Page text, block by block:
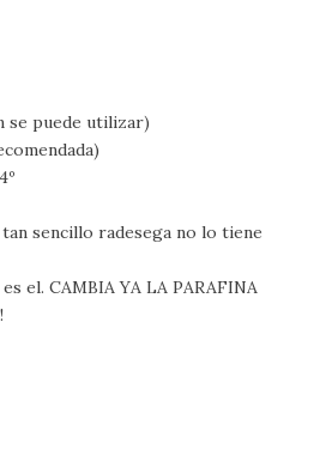
se puede utilizar)
sencillo radesega no lo tiene
el. CAMBIA YA LA PARAFINA